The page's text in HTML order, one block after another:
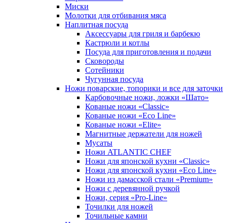
Миски
Молотки для отбивания мяса
Наплитная посуда
Аксессуары для гриля и барбекю
Кастрюли и котлы
Посуда для приготовления и подачи
Сковороды
Сотейники
Чугунная посуда
Ножи поварские, топорики и все для заточки
Карбовочные ножи, ложки «Шато»
Кованые ножи «Classic»
Кованые ножи «Eco Line»
Кованые ножи «Elite»
Магнитные держатели для ножей
Мусаты
Ножи ATLANTIC CHEF
Ножи для японской кухни «Classic»
Ножи для японской кухни «Eco Line»
Ножи из дамасской стали «Premium»
Ножи с деревянной ручкой
Ножи, серия «Pro-Line»
Точилки для ножей
Точильные камни